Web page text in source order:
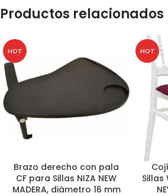
Productos relacionados
HOT
Brazo derecho con pala
CF para Sillas NIZA NEW
MADERA, diámetro 16 mm
HOT
Sillas